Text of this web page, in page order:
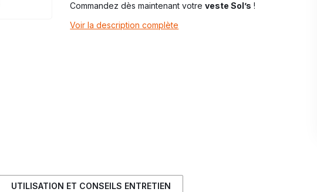
Commandez dès maintenant votreveste Sol’s !
Voir la description complète
UTILISATION ET CONSEILS ENTRETIEN